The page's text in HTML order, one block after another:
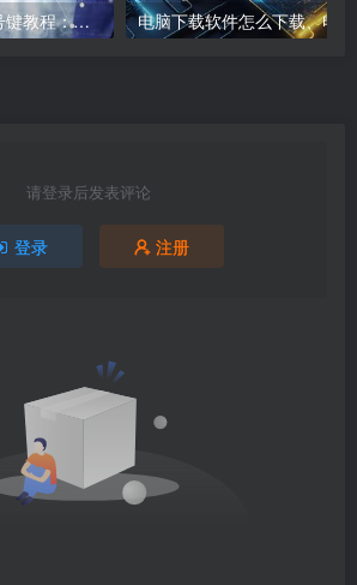
井号键怎么打_井号键教程：打出#的方法
请登录后发表评论
登录 注册